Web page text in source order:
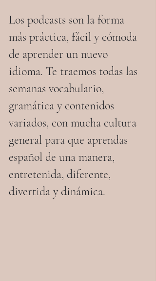
Los podcasts son la forma
más práctica, fácil y cómoda
de aprender un nuevo
idioma. Te traemos todas las
semanas vocabulario,
gramática y contenidos
variados, con mucha cultura
general para que aprendas
español de una manera,
entretenida, diferente,
divertida y dinámica.